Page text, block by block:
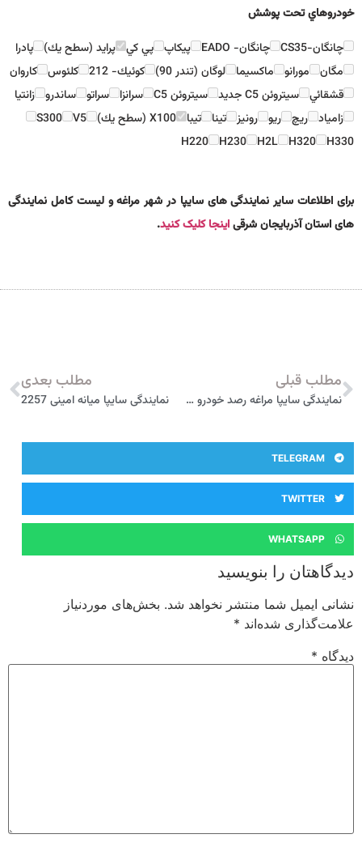
خودروهاي تحت پوشش
چانگان-CS35
چانگان- EADO پيكاپ پي كي پرايد (سطح يك) پادرا
مگان مورانو ماكسيما لوگان (تندر 90) كوئيك- 212 كلئوس كاروان
قشقائي سيتروئن C5 جديد سيتروئن C5 سرانزا سراتو ساندرو زانتيا
زامياد
ريچ ريو رونيز تينا تيبا X100 (سطح يك) V5
S300
H330
H320
H2L
H230
H220
برای اطلاعات سایر نمایندگی های سایپا در شهر مراغه و لیست کامل نمایندگی
های استان آذربایجان شرقیاینجا کلیک کنید.
مطلب قبلی
نمایندگی سایپا مراغه رصد خودرو 2272
مطلب بعدی
نمایندگی سایپا میانه امینی 2257
TELEGRAM
TWITTER
WHATSAPP
دیدگاهتان را بنویسید
نشانی ایمیل شما منتشر نخواهد شد. بخش‌های موردنیاز
علامت‌گذاری شده‌اند*
دیدگاه*